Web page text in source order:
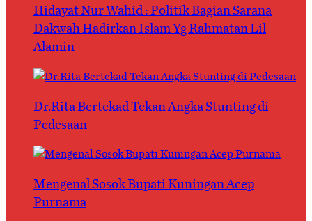
Hidayat Nur Wahid : Politik Bagian Sarana
Dakwah Hadirkan Islam Yg Rahmatan Lil
Alamin
Dr.Rita Bertekad Tekan Angka Stunting di
Pedesaan
Mengenal Sosok Bupati Kuningan Acep
Purnama